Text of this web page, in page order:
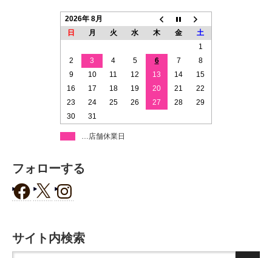
2026年 8月
日
月 火 水 木 金
土
1
2
3 4 5 6 7
8
9
10 11 12 13 14
15
16
17 18 19 20 21
22
23
24 25 26 27 28
29
30
31
…店舗休業日
フォローする
サイト内検索